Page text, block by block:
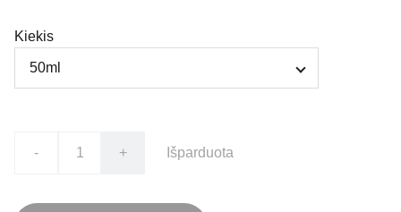
Kiekis
- + Išparduota